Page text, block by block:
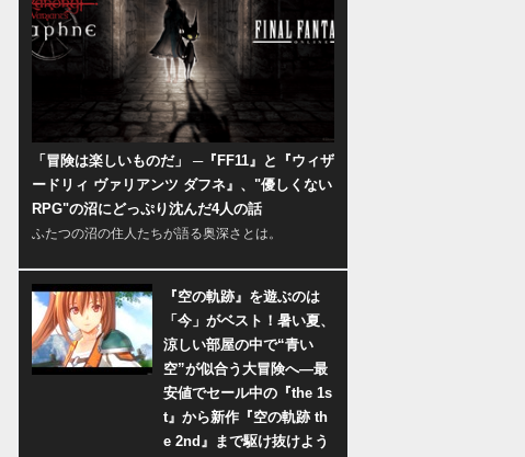
「冒険は楽しいものだ」 ─『FF11』と『ウィザ
ードリィ ヴァリアンツ ダフネ』、"優しくない
RPG"の沼にどっぷり沈んだ4人の話
ふたつの沼の住人たちが語る奥深さとは。
『空の軌跡』を遊ぶのは
「今」がベスト！暑い夏、
涼しい部屋の中で“青い
空”が似合う大冒険へ―最
安値でセール中の『the 1s
t』から新作『空の軌跡 th
e 2nd』まで駆け抜けよう